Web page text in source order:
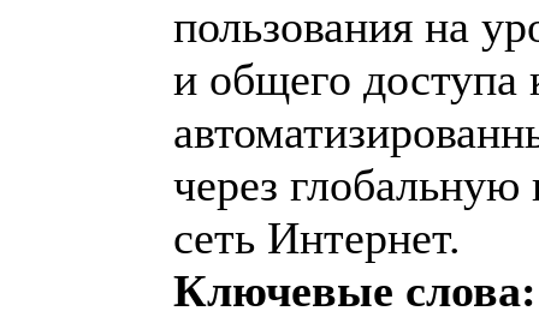
пользования на
и общего
через
сеть Интернет.
Ключевые слова: